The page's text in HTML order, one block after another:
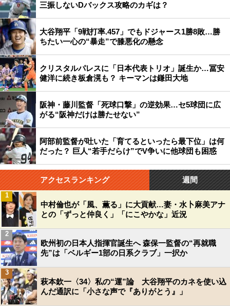
三振しないDバックス攻略のカギは？
大谷翔平「9戦打率.457」でもドジャース1勝8敗…勝
ちたい一心の“暴走”で膝悪化の懸念
クリスタルパレスに「日本代表トリオ」誕生か…冨安
健洋に続き板倉滉も？ キーマンは鎌田大地
阪神・藤川監督「死球口撃」の逆効果…セ5球団に広
がる“阪神だけは勝たせない”
阿部前監督が吐いた「育てるといったら最下位」は何
だった？ 巨人“若手だらけ”でV争いに他球団も困惑
アクセスランキング 週間
中村倫也が「風、薫る」に大貢献…妻・水卜麻美アナ
との「ずっと仲良く」「にこやかな」近況
1
欧州初の日本人指揮官誕生へ 森保一監督の“再就職
先”は「ベルギー1部の日系クラブ」一択か
2
萩本欽一〈34〉私の“運”論 大谷翔平のカネを使い込
んだ通訳に「小さな声で『ありがとう』」
3